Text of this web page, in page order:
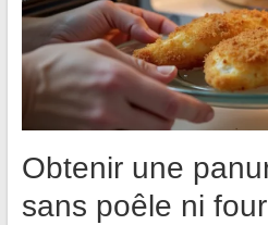
Obtenir une
sans poêle ni four